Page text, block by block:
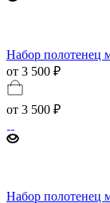
Набор полотенец
от 3 500 ₽
от 3 500 ₽
Набор полотенец